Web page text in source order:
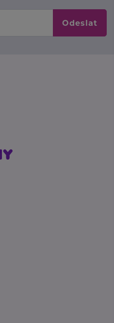
Odeslat